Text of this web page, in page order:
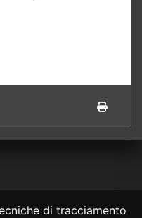
di tracciamento